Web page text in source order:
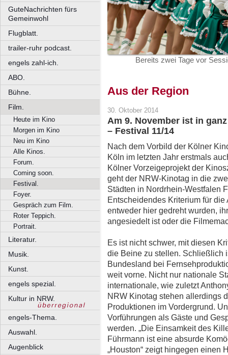
GuteNachrichten fürs
Gemeinwohl
Flugblatt.
trailer-ruhr podcast.
engels zahl-ich.
ABO.
Bühne.
Film.
Heute im Kino
Morgen im Kino
Neu im Kino
Alle Kinos.
Forum.
Coming soon.
Festival.
Foyer.
Gespräch zum Film.
Roter Teppich.
Portrait.
Literatur.
Musik.
Kunst.
engels spezial.
Kultur in NRW.
engels-Thema.
Auswahl.
Augenblick
Bereits zwei Tage vor
Aus der Region
30. Oktober 2014
Am 9. November ist in
– Festival 11/14
Nach dem Vorbild der Kölner
Köln im letzten Jahr erstmals
Kölner Vorzeigeprojekt der
geht der NRW-Kinotag in die
Städten in Nordrhein-Westfalen
Entscheidendes Kriterium für
entweder hier gedreht wurden,
angesiedelt ist oder die
Es ist nicht schwer, mit diesen
die Beine zu stellen. Schließlich
Bundesland bei
weit vorne. Nicht nur nationale
internationale, wie zuletzt
NRW Kinotag stehen allerdings
Produktionen im Vordergrund.
Vorführungen als Gäste und
werden. „Die Einsamkeit des
Führmann ist eine absurde
„Houston“ zeigt hingegen einen